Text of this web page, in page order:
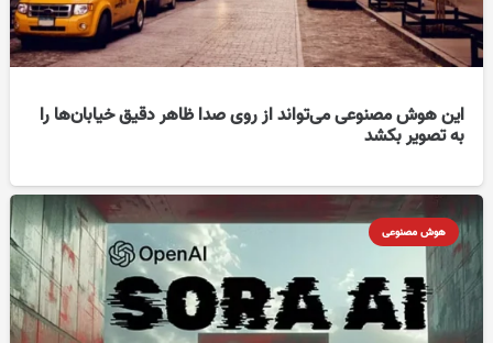
این هوش مصنوعی می‌تواند از روی صدا ظاهر دقیق خیابان‌ها را
به تصویر بکشد
هوش مصنوعی